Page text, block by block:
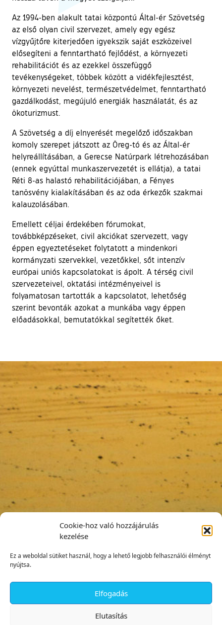
Cookie-hoz való hozzájárulás
kezelése
Ez a weboldal sütiket használ, hogy a lehető legjobb felhasználói élményt
nyújtsa.
Elfogadás
Elutasítás
Az 1994-ben alakult tatai központú Által-ér Szövetség
az első olyan civil szervezet, amely egy egész
vízgyűjtőre kiterjedően igyekszik saját eszközeivel
elősegíteni a fenntartható fejlődést, a környezeti
rehabilitációt és az ezekkel összefüggő
tevékenységeket, többek között a vidékfejlesztést,
környezeti nevelést, természetvédelmet, fenntartható
gazdálkodást, megújuló energiák használatát, és az
ökoturizmust.
A Szövetség a díj elnyerését megelőző időszakban
komoly szerepet játszott az Öreg-tó és az Által-ér
helyreállításában, a Gerecse Natúrpark létrehozásában
(ennek egyúttal munkaszervezetét is ellátja), a tatai
Réti 8-as halastó rehabilitációjában, a Fényes
tanösvény kialakításában és az oda érkezők szakmai
kalauzolásában.
Emellett céljai érdekében fórumokat,
továbbképzéseket, civil akciókat szervezett, vagy
éppen egyeztetéseket folytatott a mindenkori
kormányzati szervekkel, vezetőkkel, sőt intenzív
európai uniós kapcsolatokat is ápolt. A térség civil
szervezeteivel, oktatási intézményeivel is
folyamatosan tartották a kapcsolatot, lehetőség
szerint bevonták azokat a munkába vagy éppen
előadásokkal, bemutatókkal segítették őket.
✕